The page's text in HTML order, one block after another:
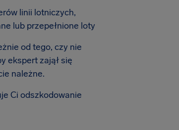
linii lotniczych,
lub przepełnione loty
od tego, czy nie
ekspert zajął się
należne.
Ci odszkodowanie